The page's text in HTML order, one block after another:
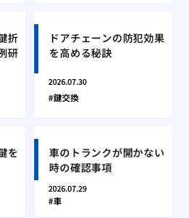
折
研
ドアチェーンの防犯効果
を高める秘訣
2026.07.30
鍵交換
を
車のトランクが開かない
時の確認事項
2026.07.29
車